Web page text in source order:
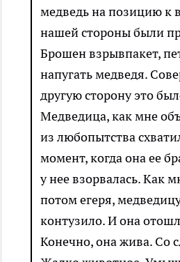
медведь на позицию к
нашей стороны были
Брошен взрывпакет,
напугать медведя.
другую сторону это
Медведица, как мне
из любопытства
момент, когда она ее
у нее взорвалась. Как
потом егеря,
контузило. И она
Конечно, она жива. Со